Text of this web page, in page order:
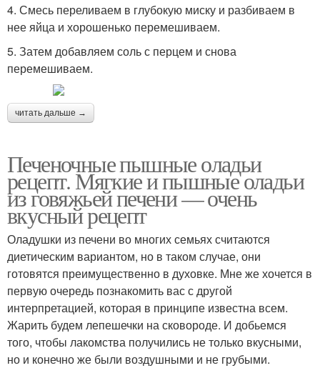
4. Смесь переливаем в глубокую миску и разбиваем в
нее яйца и хорошенько перемешиваем.
5. Затем добавляем соль с перцем и снова
перемешиваем.
читать дальше →
Печеночные пышные оладьи
рецепт. Мягкие и пышные оладьи
из говяжьей печени — очень
вкусный рецепт
Оладушки из печени во многих семьях считаются
диетическим вариантом, но в таком случае, они
готовятся преимущественно в духовке. Мне же хочется в
первую очередь познакомить вас с другой
интерпретацией, которая в принципе известна всем.
Жарить будем лепешечки на сковороде. И добьемся
того, чтобы лакомства получились не только вкусными,
но и конечно же были воздушными и не грубыми.